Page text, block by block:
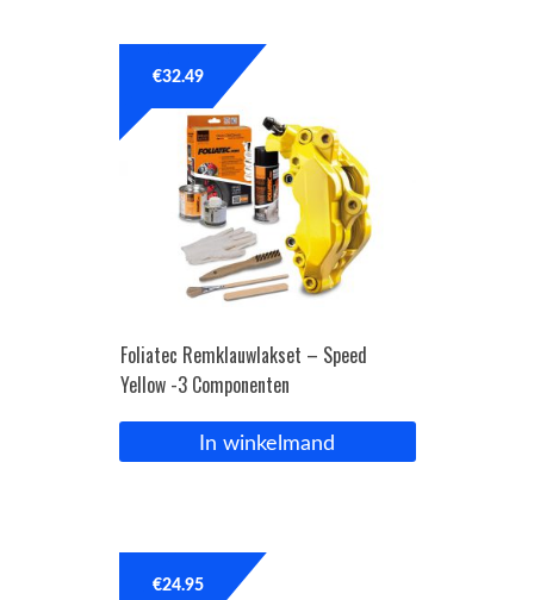
Foliatec Remklauwlakset – Speed
Yellow -3 Componenten
€32.49
In winkelmand
€24.95